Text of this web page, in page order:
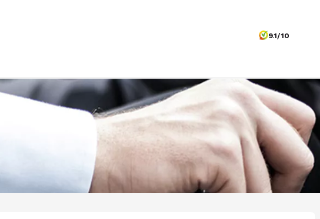
9.1/10